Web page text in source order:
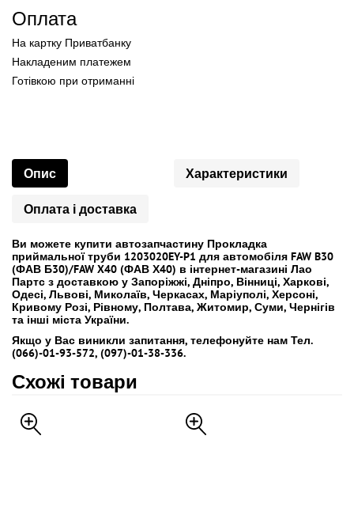
Оплата
На картку Приватбанку
Накладеним платежем
Готівкою при отриманні
Опис Характеристики
Оплата і доставка
Ви можете купити автозапчастину Прокладка
приймальної труби 1203020EY-P1 для автомобіля FAW B30
(ФАВ Б30)/FAW X40 (ФАВ Х40) в інтернет-магазині Лао
Партс з доставкою у Запоріжжі, Дніпро, Вінниці, Харкові,
Одесі, Львові, Миколаїв, Черкасах, Маріуполі, Херсоні,
Кривому Розі, Рівному, Полтава, Житомир, Суми, Чернігів
та інші міста України.
Якщо у Вас виникли запитання, телефонуйте нам Тел.
(066)-01-93-572, (097)-01-38-336.
Схожі товари